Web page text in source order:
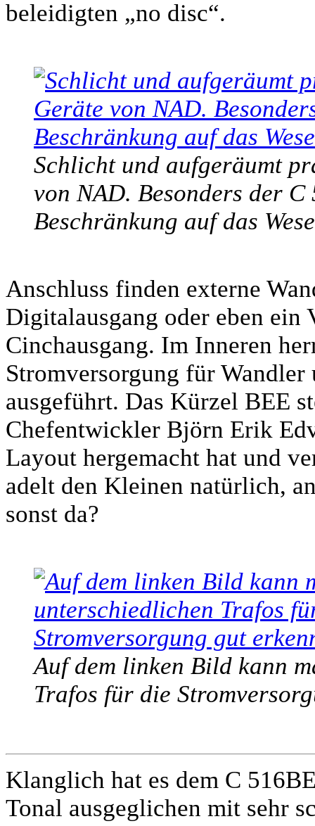
beleidigten „no disc“.
Schlicht und aufgeräumt
von NAD. Besonders der
Beschränkung auf das
Anschluss finden externe
Digitalausgang oder eben ein
Cinchausgang. Im Inneren
Stromversorgung für
ausgeführt. Das Kürzel BEE
Chefentwickler Björn Erik
Layout hergemacht hat und
adelt den Kleinen natürlich,
sonst da?
Auf dem linken Bild kann
Trafos für die
Klanglich hat es dem C
Tonal ausgeglichen mit sehr